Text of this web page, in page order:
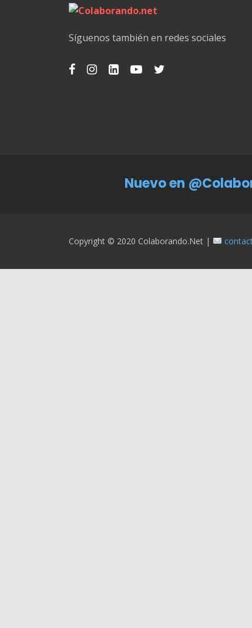
Síguenos también en redes sociales
Nuevo en
Copyright © 2020 Colaborando.net |